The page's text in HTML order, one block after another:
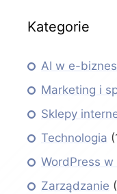
Kategorie
AI w e-
Marketing i
Sklepy
Technologia
WordPress
Zarządzanie